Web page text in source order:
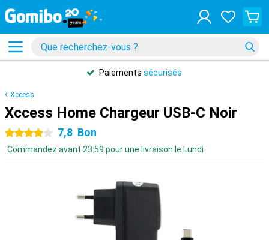
Paiements sécurisés
Xccess
Xccess Home Chargeur USB-C Noir
4 étoiles7,8 Bon
Commandez avant 23:59 pour une livraison le Lundi